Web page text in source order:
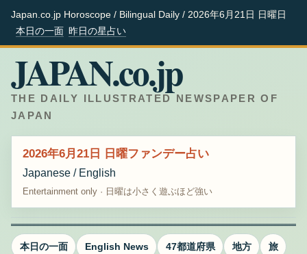
Japan.co.jp Horoscope / Bilingual Daily / 2026年6月21日 日曜日
本日の一面 昨日の星占い
JAPAN.co.jp
THE DAILY ILLUSTRATED NEWSPAPER OF
JAPAN
2026年6月21日 日曜ファンデー占い
Japanese / English
Entertainment only · 日曜は小さく遊ぶほど強い
本日の一面 English News 47都道府県 地方 旅